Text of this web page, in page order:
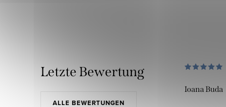
Letzte Bewertung
ALLE BEWERTUNGEN
Ioana Buda